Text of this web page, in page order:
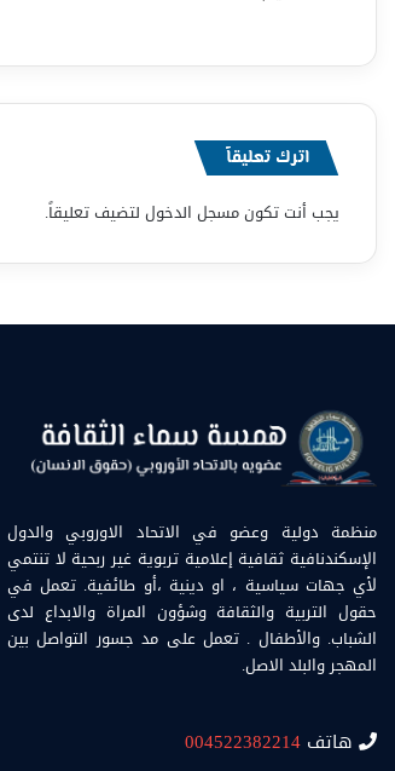
اترك تعليقاً
يجب أنت تكونمسجل الدخول لتضيف تعليقاً.
منظمة دولية وعضو في الاتحاد الاوروبي والدول
الإسكندنافية ثقافية إعلامية تربوية غير ربحية لا تنتمي
لأي جهات سياسية ، او دينية ،أو طائفية. تعمل في
حقول التربية والثقافة وشؤون المراة والابداع لدى
الشباب. والأطفال . تعمل على مد جسور التواصل بين
المهجر والبلد الاصل.
هاتف 004522382214